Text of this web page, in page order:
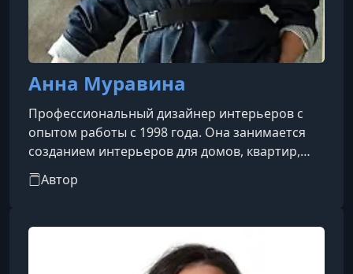
Анна Муравина
Профессиональный дизайнер интерьеров с
опытом работы с 1998 года. Она занимается
созданием интерьеров для домов, квартир,
ресторанов и магазинов как в России, так и в
Европе. По версии ведущих
Decoration, она входит в Топ-10 дизайнеров
страны.С 2000 года Анна активно преподает,
читает лекции и проводит тренинги. Она
Автор